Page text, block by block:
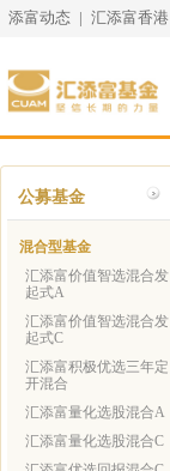
添富动态 | 汇添富香港
公募基金
混合型基金
汇添富价值智选混合发
起式A
汇添富价值智选混合发
起式C
汇添富积极优选三年定
开混合
汇添富量化选股混合A
汇添富量化选股混合C